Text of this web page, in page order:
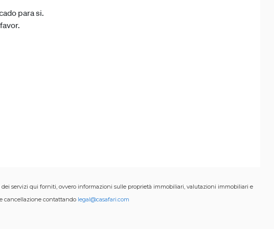
dei servizi qui forniti, ovvero informazioni sulle proprietà immobiliari, valutazioni immobiliari e
cancellazione contattando legal@casafari.com